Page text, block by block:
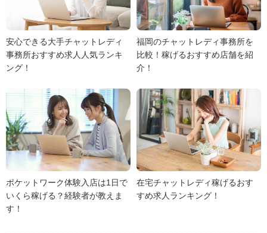
安心できる大手チャットレディ
事務所おすすめ求人人気ランキ
ング！
福岡のチャットレディ事務所を
比較！稼げるおすすめ店舗を紹
介！
ポケットワーク体験入店は1日で
いくら稼げる？経験者が教えま
す！
在宅チャットレディ稼げるおす
すめ求人ランキング！